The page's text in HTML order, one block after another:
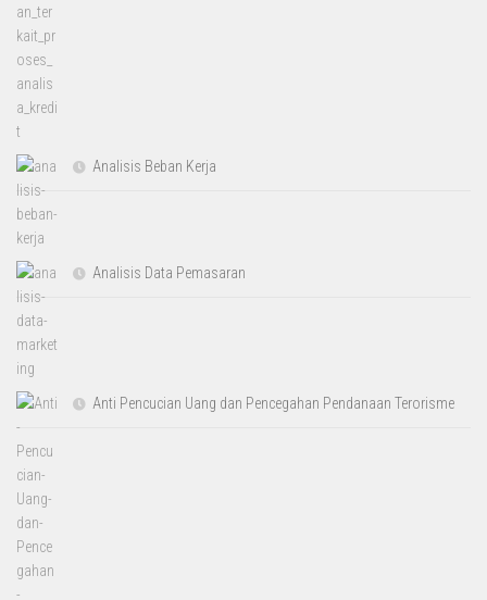
Analisis Beban Kerja
Analisis Data Pemasaran
Anti Pencucian Uang dan Pencegahan Pendanaan Terorisme